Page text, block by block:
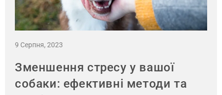
9 Серпня, 2023
Зменшення стресу у вашої
собаки: ефективні методи та